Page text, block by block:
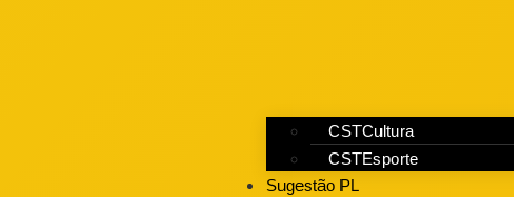
CSTCultura
CSTEsporte
Sugestão PL